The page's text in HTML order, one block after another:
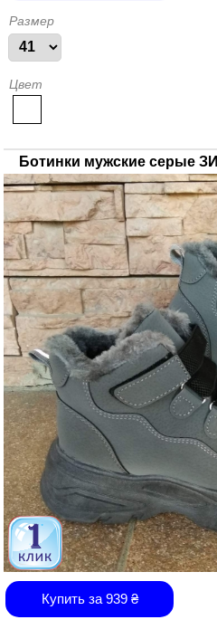
Размер
Цвет
Ботинки мужские серые
Купить за 939₴